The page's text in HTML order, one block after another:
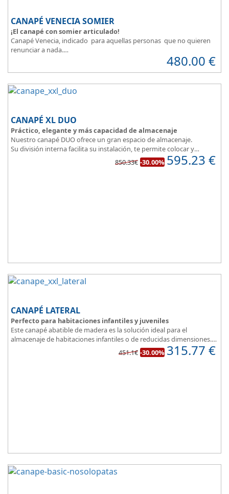
CANAPÉ VENECIA SOMIER
¡El canapé con somier articulado!
Canapé Venecia, indicado para aquellas personas que no quieren
renunciar a nada.
Además de espacio extra, se adapta perfectamente a nuestra
Madera disponible en colores Blanco, Cerezo, Nogal, Wengue,
Ceniza, Roble, Negro y Plata
el descanso
480.00 €
CANAPÉ XL DUO
Práctico, elegante y más capacidad de almacenaje
Nuestro canapé DUO ofrece un gran espacio de almacenaje.
Su división interna facilita su instalación, te permite colocar y
distribuir mucho mejor todo lo que quieres guardar.
Asegura la firmeza y calidad en el descanso.
850.33€ -30.00% 595.23 €
CANAPÉ LATERAL
Perfecto para habitaciones infantiles y juveniles
Este canapé abatible de madera es la solución ideal para el
almacenaje de habitaciones infantiles o de reducidas dimensiones.
Con esquinas redondeadas, que facilitan el paso en pequeñas
451.1€ -30.00% 315.77 €